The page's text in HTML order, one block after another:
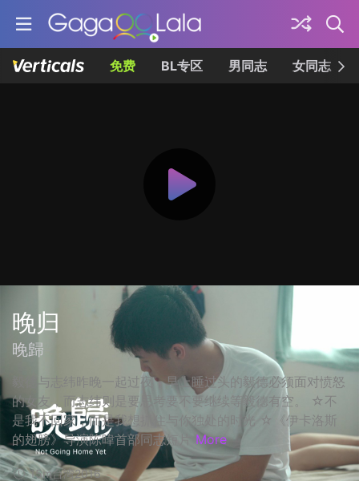
免费 BL专区 男同志 女同志
晚归
晚歸
毅德与志纬昨晚一起过夜，早上睡过头的毅德必须面对愤怒
的女友，而志纬则是要思考要不要继续等毅德有空。 ☆不
是我不回家，而是我想抓住与你独处的时光 ☆《伊卡洛斯
的翅膀》导演陈暐首部同志短片
More
15m台湾2016